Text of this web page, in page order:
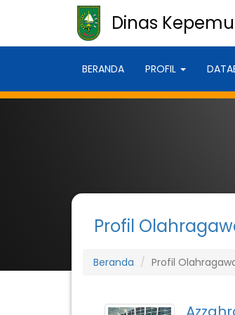
Dinas
BERANDA PROFIL
Profil
Beranda Profil